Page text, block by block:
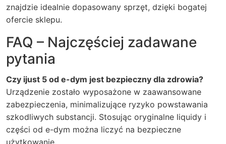
znajdzie idealnie dopasowany sprzęt, dzięki bogatej
ofercie sklepu.
FAQ – Najczęściej zadawane
pytania
Czy ijust 5 od e-dym jest bezpieczny dla zdrowia?
Urządzenie zostało wyposażone w zaawansowane
zabezpieczenia, minimalizujące ryzyko powstawania
szkodliwych substancji. Stosując oryginalne liquidy i
części od e-dym można liczyć na bezpieczne
użytkowanie.